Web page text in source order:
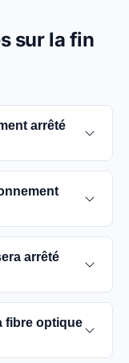
sur la fin
arrêté
est prévue
fermeture du
dès que
de service.
arrêté
l'ADSL varient
ces
fibre optique